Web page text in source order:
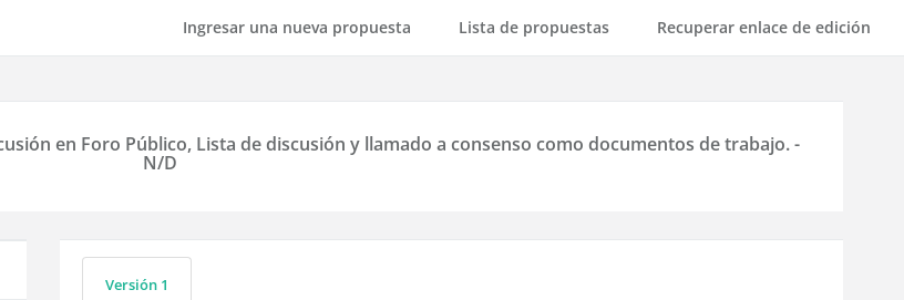
Ingresar una nueva propuesta Lista de propuestas Recuperar enlace de edición
en Foro Público, Lista de discusión y llamado a consenso como documentos de trabajo. -
N/D
Versión 1